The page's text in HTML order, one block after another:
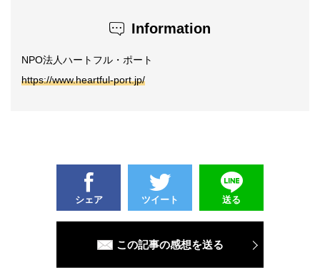
Information
NPO法人ハートフル・ポート
https://www.heartful-port.jp/
シェア ツイート 送る
この記事の感想を送る